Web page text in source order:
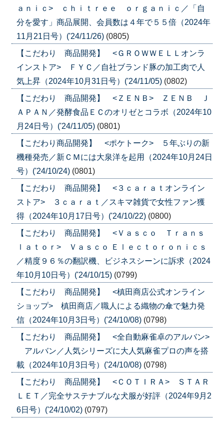
ａｎｉｃ> ｃｈｉｔｒｅｅ ｏｒｇａｎｉｃ／「自
分を愛す」商品展開、会員数は４年で５５倍（2024年
11月21日号）('24/11/26) (0805)
【こだわり 商品開発】 <ＧＲＯＷＷＥＬＬオンラ
インストア> ＦＹＣ／自社ブランド豚の加工肉で人
気上昇（2024年10月31日号）('24/11/05) (0802)
【こだわり 商品開発】 <ＺＥＮＢ> ＺＥＮＢ Ｊ
ＡＰＡＮ／発酵食品ＥＣのオリゼとコラボ（2024年10
月24日号）('24/11/05) (0801)
【こだわり商品開発】 <ポケトーク> ５年ぶりの新
機種発売／新ＣＭには大泉洋を起用（2024年10月24日
号）('24/10/24) (0801)
【こだわり 商品開発】 <３ｃａｒａｔオンライン
ストア> ３ｃａｒａｔ／スキマ雑貨で女性ファン獲
得（2024年10月17日号）('24/10/22) (0800)
【こだわり 商品開発】 <Ｖａｓｃｏ Ｔｒａｎｓ
ｌａｔｏｒ> Ｖａｓｃｏ Ｅｌｅｃｔｏｒｏｎｉｃｓ
／精度９６％の翻訳機、ビジネスシーンに訴求（2024
年10月10日号）('24/10/15) (0799)
【こだわり 商品開発】 <槙田商店公式オンライン
ショップ> 槙田商店／職人による織物の傘で魅力発
信（2024年10月3日号）('24/10/08) (0798)
【こだわり 商品開発】 <全自動麻雀卓のアルバン>
アルバン／人気シリーズに大人気麻雀プロの声を搭
載（2024年10月3日号）('24/10/08) (0798)
【こだわり 商品開発】 <ＣＯＴＩＲＡ> ＳＴＡＲ
ＬＥＴ／完全サステナブルな犬服が好評（2024年9月2
6日号）('24/10/02) (0797)